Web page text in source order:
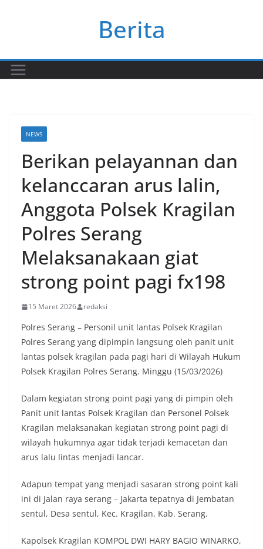
Berita
NEWS
Berikan pelayannan dan
kelanccaran arus lalin,
Anggota Polsek Kragilan
Polres Serang
Melaksanakaan giat
strong point pagi fx198
15 Maret 2026 redaksi
Polres Serang – Personil unit lantas Polsek Kragilan
Polres Serang yang dipimpin langsung oleh panit unit
lantas polsek kragilan pada pagi hari di Wilayah Hukum
Polsek Kragilan Polres Serang. Minggu (15/03/2026)
Dalam kegiatan strong point pagi yang di pimpin oleh
Panit unit lantas Polsek Kragilan dan Personel Polsek
Kragilan melaksanakan kegiatan strong point pagi di
wilayah hukumnya agar tidak terjadi kemacetan dan
arus lalu lintas menjadi lancar.
Adapun tempat yang menjadi sasaran strong point kali
ini di Jalan raya serang – Jakarta tepatnya di Jembatan
sentul, Desa sentul, Kec. Kragilan, Kab. Serang.
Kapolsek Kragilan KOMPOL DWI HARY BAGIO WINARKO,